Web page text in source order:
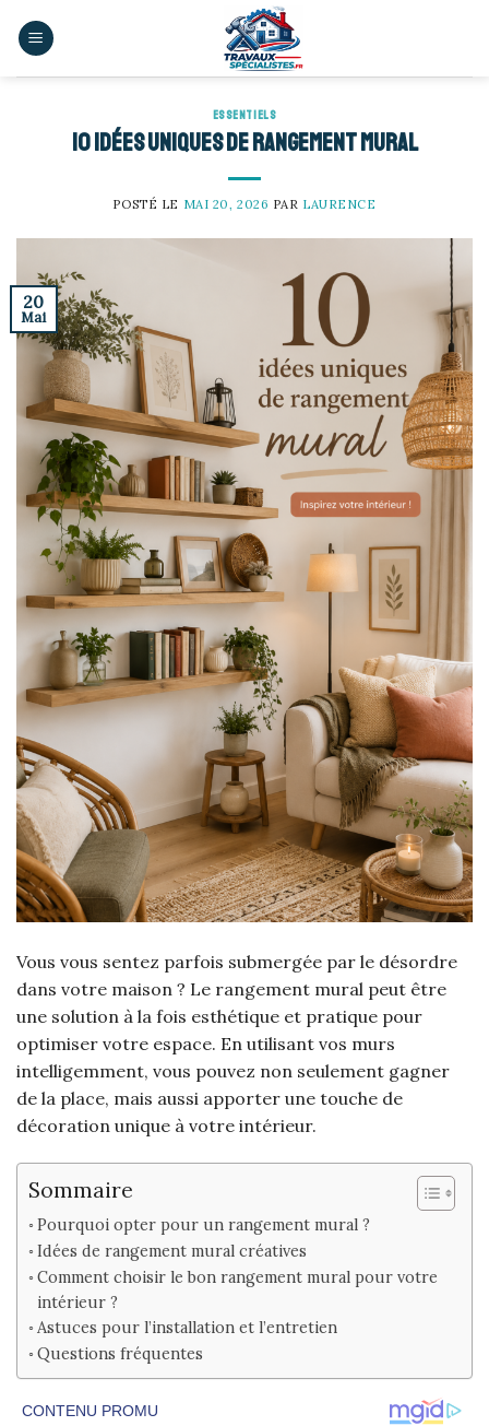
ESSENTIELS
10 idées uniques de rangement mural
POSTÉ LE MAI 20, 2026 PAR LAURENCE
20
Mai
Vous vous sentez parfois submergée par le désordre
dans votre maison ? Le rangement mural peut être
une solution à la fois esthétique et pratique pour
optimiser votre espace. En utilisant vos murs
intelligemment, vous pouvez non seulement gagner
de la place, mais aussi apporter une touche de
décoration unique à votre intérieur.
Sommaire
Pourquoi opter pour un rangement mural ?
Idées de rangement mural créatives
Comment choisir le bon rangement mural pour votre
intérieur ?
Astuces pour l’installation et l’entretien
Questions fréquentes